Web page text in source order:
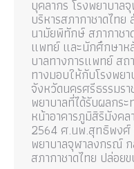
บุคลากร โรงพยาบา
บริหารสภากาชาดไทย
นามัยพิทักษ์ สภากาช
แพทย์ และนักศึกษาห
บาลทางการแพทย์ สถ
ทางมอบให้กับโรงพย
จังหวัดนครศรีธรรมร
พยาบาลที่ได้รับผลกร
หน้าอาคารภูมิสิริมังค
2564 ศ.นพ.สุทธิพงศ์
พยาบาลจุฬาลงกรณ์
สภากาชาดไทย ปล่อย